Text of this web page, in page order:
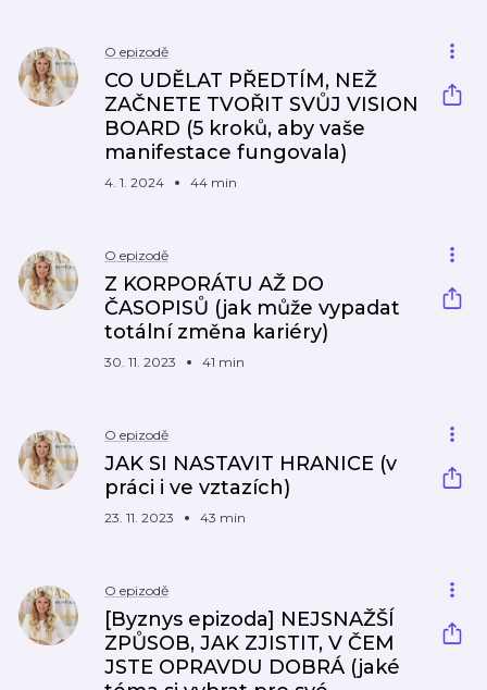
O epizodě
CO UDĚLAT PŘEDTÍM, NEŽ
ZAČNETE TVOŘIT SVŮJ VISION
BOARD (5 kroků, aby vaše
manifestace fungovala)
4. 1. 2024 44 min
O epizodě
Z KORPORÁTU AŽ DO
ČASOPISŮ (jak může vypadat
totální změna kariéry)
30. 11. 2023 41 min
O epizodě
JAK SI NASTAVIT HRANICE (v
práci i ve vztazích)
23. 11. 2023 43 min
O epizodě
[Byznys epizoda] NEJSNAŽŠÍ
ZPŮSOB, JAK ZJISTIT, V ČEM
JSTE OPRAVDU DOBRÁ (jaké